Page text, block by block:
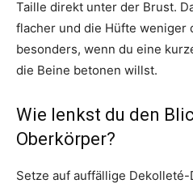
Taille direkt unter der Brust.
flacher und die Hüfte weniger
besonders, wenn du eine
die Beine betonen willst.
Wie lenkst du den
Oberkörper?
Setze auf auffällige